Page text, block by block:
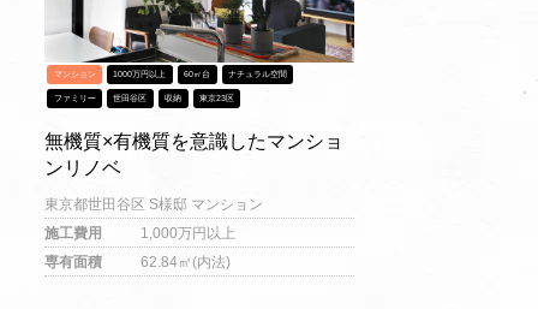
マンション 1000万円以上 60㎡台 ナチュラル空間
ファミリー 世田谷区 収納 東京23区
無機質×有機質を意識したマンショ
ンリノベ
東京都世田谷区 S様邸 マンション
施工費用
1,000万円以上
専有面積
62.84㎡(内法)